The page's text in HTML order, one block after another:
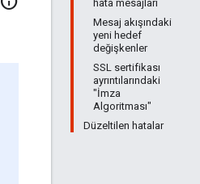
hata mesajları
Mesaj akışındaki
yeni hedef
değişkenler
SSL sertifikası
ayrıntılarındaki
"İmza
Algoritması"
Düzeltilen hatalar